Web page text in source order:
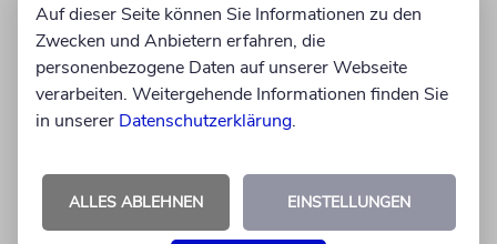
MEINUNG
Kann politisch korrekte
Limonade antisemitisch
Beim FC St. Pauli ist der langjährige Kapitän
Jackson Irvine weg, doch bei der politisch
korrekten Brausefirma »LemonAid« sitzt der
Auf dieser Seite können Sie Informationen zu den
Zwecken und Anbietern erfahren, die
personenbezogene Daten auf unserer Webseite
verarbeiten. Weitergehende Informationen finden Sie
in unserer Datenschutzerklärung.
ALLES ABLEHNEN EINSTELLUNGEN